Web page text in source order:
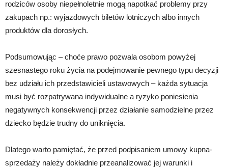
rodziców osoby niepełnoletnie mogą napotkać problemy przy
zakupach np.: wyjazdowych biletów lotniczych albo innych
produktów dla dorosłych.
Podsumowując – choće prawo pozwala osobom powyżej
szesnastego roku życia na podejmowanie pewnego typu decyzji
bez udziału ich przedstawicieli ustawowych – każda sytuacja
musi być rozpatrywana indywidualne a ryzyko poniesienia
negatywnych konsekwencji przez działanie samodzielne przez
dziecko będzie trudny do uniknięcia.
Dlatego warto pamiętać, że przed podpisaniem umowy kupna-
sprzedaży należy dokładnie przeanalizować jej warunki i